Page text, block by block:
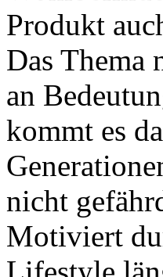
Produkt
Das Thema
an
kommt es
nicht
Motiviert